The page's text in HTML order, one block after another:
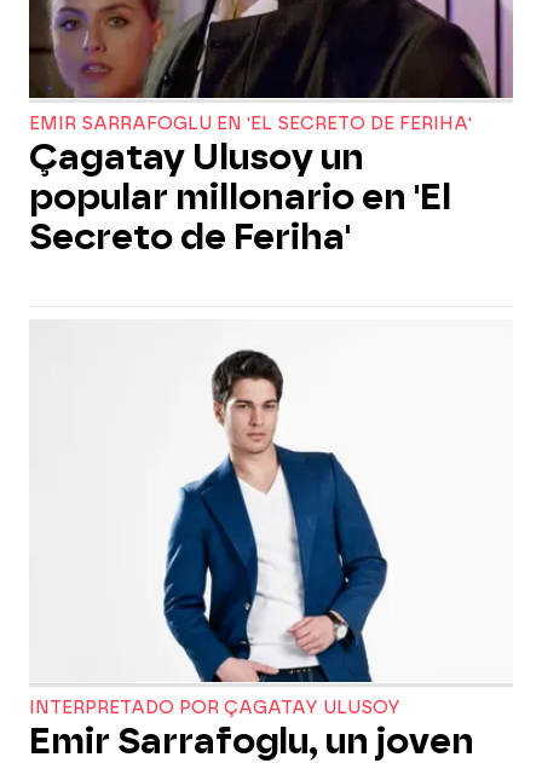
EMIR SARRAFOGLU EN 'EL SECRETO DE FERIHA'
Çagatay Ulusoy un
popular millonario en 'El
Secreto de Feriha'
INTERPRETADO POR ÇAGATAY ULUSOY
Emir Sarrafoglu, un joven